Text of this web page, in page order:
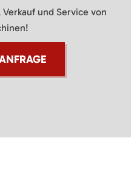
und Service von